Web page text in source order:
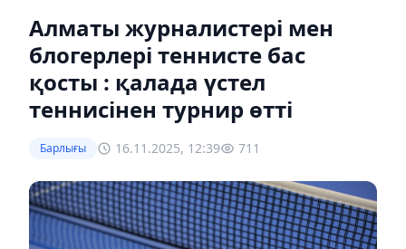
Алматы журналистері мен
блогерлері теннисте бас
қосты : қалада үстел
теннисінен турнир өтті
Барлығы 16.11.2025, 12:39 711